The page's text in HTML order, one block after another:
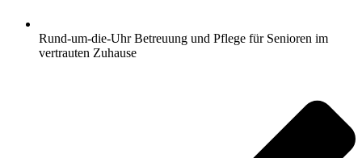
Rund-um-die-Uhr Betreuung und Pflege für Senioren im
vertrauten Zuhause